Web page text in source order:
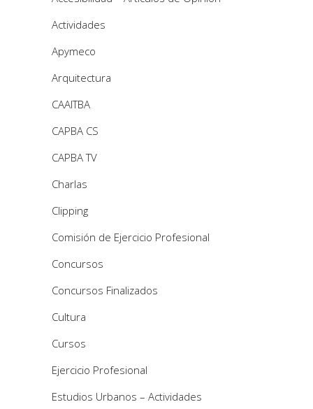
Actividades
Apymeco
Arquitectura
CAAITBA
CAPBA CS
CAPBA TV
Charlas
Clipping
Comisión de Ejercicio Profesional
Concursos
Concursos Finalizados
Cultura
Cursos
Ejercicio Profesional
Estudios Urbanos – Actividades